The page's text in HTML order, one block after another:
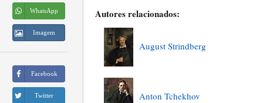
WhatsApp
Imagem
Facebook
Twitter
Autores relacionados:
August Strindberg
Anton Tchekhov